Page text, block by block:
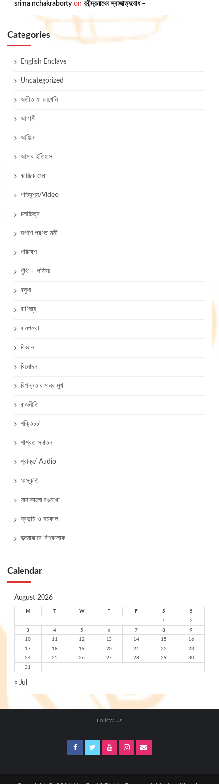
srima nchakraborty on রবীন্দ্রনাথের স্বাজাত্যবোধ –
Categories
English Enclave
Uncategorized
অতীত যা লেখেনি
আগামী
আঙিনা
আমার ইতিহাস
কাঞ্জিক সেরা
গতিদৃশ্য/Video
চলচ্চিত্র
তর্পণে প্রণত মসী
পরিবেশ
পুঁথি – পরিচয়
বসুধা
বাণিজ্য
বামপন্থা
বিজ্ঞান
বিনোদন
বিপন্নতার মানব মুখ
রাজনীতি
শক্তিচর্চা
শাশ্বত সনাতন
শ্রাব্য/ Audio
সংস্কৃতি
সাদাকালো রঙমাখা
স্বভূমি ও সমকাল
হৃদমাঝারে বিশ্বলোক
Calendar
August 2026
M W F S
S
1
2
3
4 5 6 7 8
9
10
11 12 13 14 15
16
17
18 19 20 21 22
23
24
25 26 27 28 29
30
31
« Jul
Follow Us